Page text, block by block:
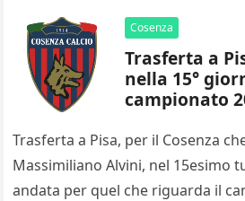
Cosenza
Trasferta a
nella 15°
campionato
Trasferta a Pisa, per il Cosenza
Massimiliano Alvini, nel 15esimo
andata per quel che riguarda il